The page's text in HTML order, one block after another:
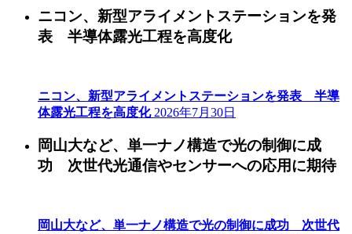
ニコン、新型アライメントステーションを発
表 半導体露光工程を高度化
ニコン、新型アライメントステーションを発表 半導
体露光工程を高度化 2026年7月30日
岡山大など、単一ナノ構造で光の制御に成
功 次世代光通信やセンサーへの応用に期待
岡山大など、単一ナノ構造で光の制御に成功 次世代